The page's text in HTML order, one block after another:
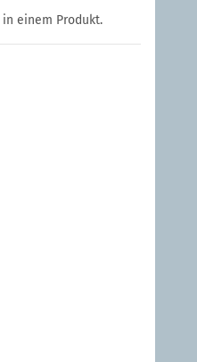
einem Produkt.